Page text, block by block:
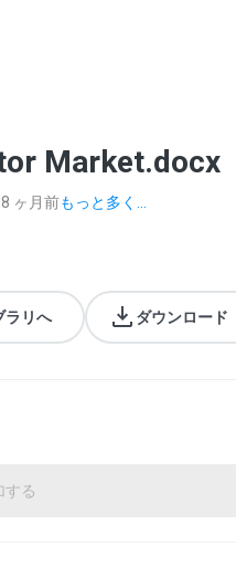
Market.docx
8 ヶ月前もっと多く...
ラリへ ダウンロード
する